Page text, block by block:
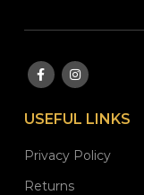
USEFUL LINKS
Privacy Policy
Returns